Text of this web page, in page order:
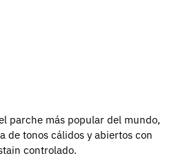
parche más popular del mundo,
de tonos cálidos y abiertos con
controlado.